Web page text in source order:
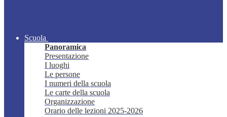
Scuola
Panoramica
Presentazione
I luoghi
Le persone
I numeri della scuola
Le carte della scuola
Organizzazione
Orario delle lezioni 2025-2026